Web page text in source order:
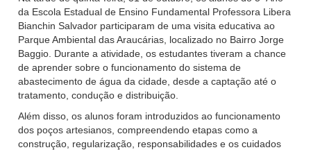
da Escola Estadual de Ensino Fundamental Professora Libera
Bianchin Salvador participaram de uma visita educativa ao
Parque Ambiental das Araucárias, localizado no Bairro Jorge
Baggio. Durante a atividade, os estudantes tiveram a chance
de aprender sobre o funcionamento do sistema de
abastecimento de água da cidade, desde a captação até o
tratamento, condução e distribuição.
Além disso, os alunos foram introduzidos ao funcionamento
dos poços artesianos, compreendendo etapas como a
construção, regularização, responsabilidades e os cuidados